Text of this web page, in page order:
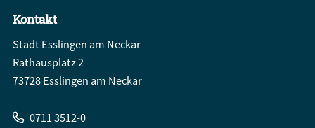
Kontakt
Stadt Esslingen am Neckar
Rathausplatz 2
73728 Esslingen am Neckar
0711 3512-0